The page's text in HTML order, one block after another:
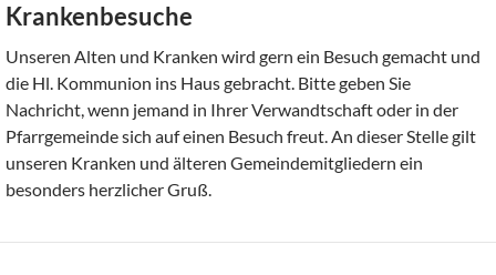
Krankenbesuche
Unseren Alten und Kranken wird gern ein Besuch gemacht und
die Hl. Kommunion ins Haus gebracht. Bitte geben Sie
Nachricht, wenn jemand in Ihrer Verwandtschaft oder in der
Pfarrgemeinde sich auf einen Besuch freut. An dieser Stelle gilt
unseren Kranken und älteren Gemeindemitgliedern ein
besonders herzlicher Gruß.